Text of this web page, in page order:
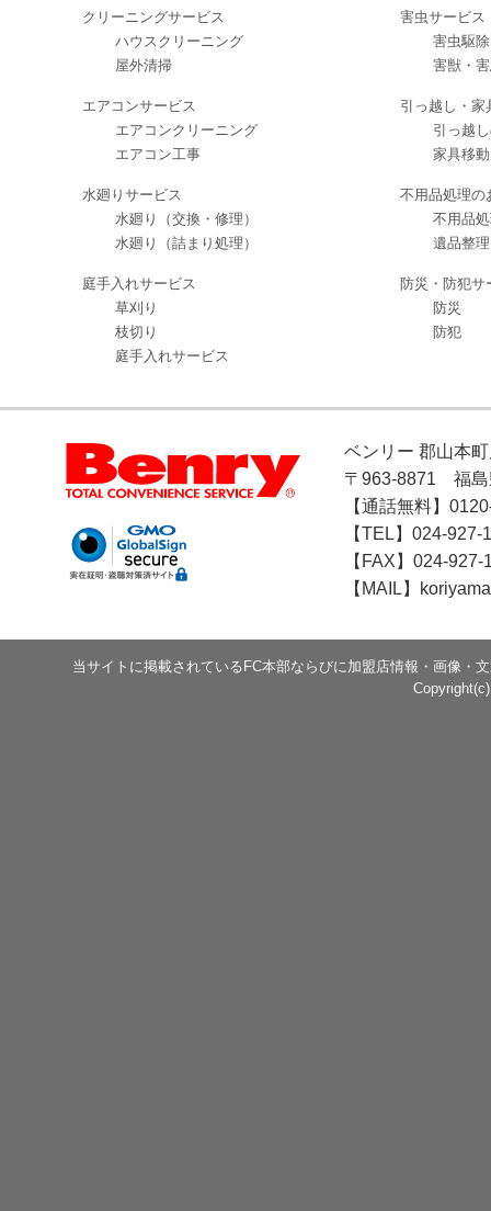
クリーニングサービス
ハウスクリーニング
屋外清掃
エアコンサービス
エアコンクリーニング
エアコン工事
水廻りサービス
水廻り（交換・修理）
水廻り（詰まり処理）
庭手入れサービス
草刈り
枝切り
庭手入れサービス
害虫サービス
害虫駆除
害獣・
引っ越し・家
引っ越
家具移動
不用品処理の
不用品
遺品整理
防災・防犯サ
防災
防犯
ベンリー 郡山本
〒963-8871 福島
【通話無料】
【TEL】024-927-
【FAX】024-927-
【MAIL】
当サイトに掲載されているFC本部ならびに加盟店情報・画像・